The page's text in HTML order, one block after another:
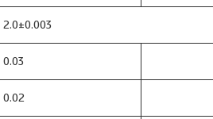
2.0±0.003
0.03
0.02